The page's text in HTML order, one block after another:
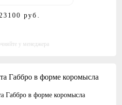
руб.
у менеджера
Габбро в форме коромысла